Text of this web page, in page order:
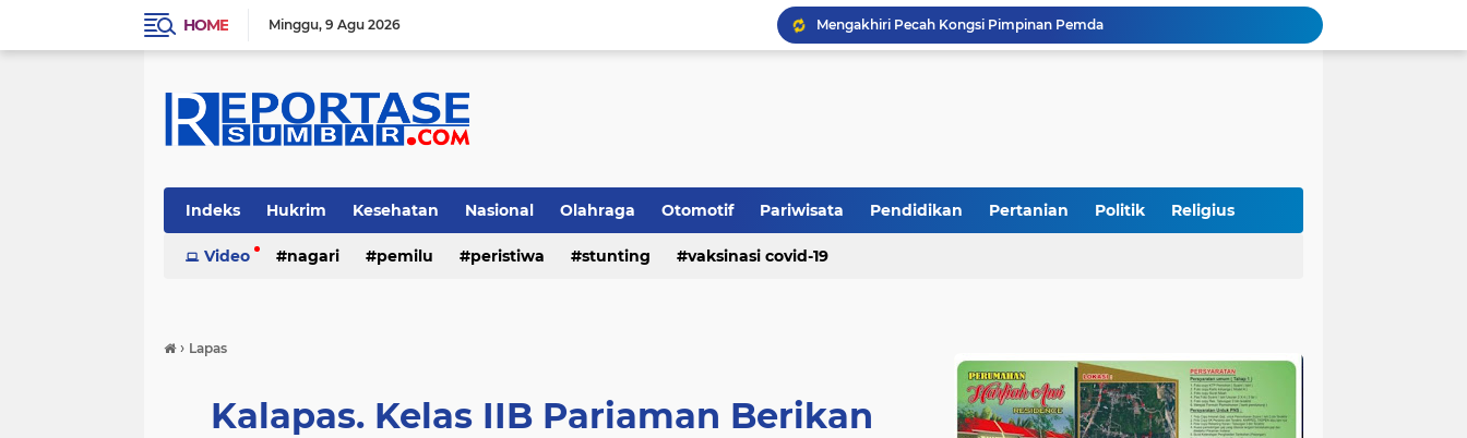
HOME Minggu 9 Agu 2026
Mengakhiri Pecah Kongsi Pimpinan Pemda
Tingkatkan PAD, UPTD PPD Kota Pariaman Luncurkan Program "SAJUMPA"
Bupati Padangpariaman Bersama Rombongan Jemput Aspirasi
Pemkab Berikan Bantuan Rumah Korban Yang Tertimpa Pohon
Indeks Hukrim Kesehatan Nasional Olahraga Otomotif Pariwisata Pendidikan Pertanian Politik Religius
Video nagari pemilu peristiwa stunting vaksinasi covid-19
› Lapas
Kalapas. Kelas IIB Pariaman Berikan